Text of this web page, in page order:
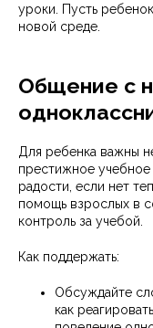
уроки. Пусть
новой среде.
Общение с
Для ребенка важны
престижное
радости, если нет
помощь взрослых в
контроль за учебой.
Как поддержать:
Обсуждайте
как